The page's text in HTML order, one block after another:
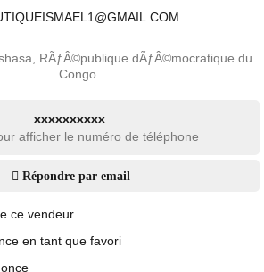
RÃƒÂ©publique dÃƒÂ©mocratique du
Congo
xxxxxxxxxx
afficher le numéro de téléphone
Répondre par email
ce vendeur
en tant que favori